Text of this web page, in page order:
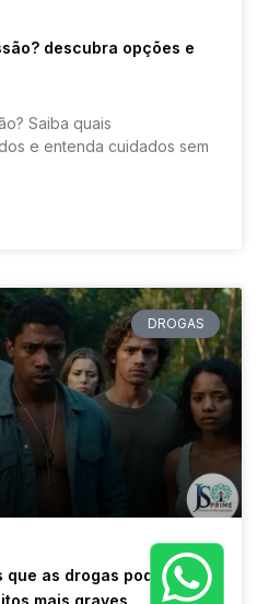
descubra opções e
Saiba quais
e entenda cuidados sem
DROGAS
que as drogas pode
mais graves